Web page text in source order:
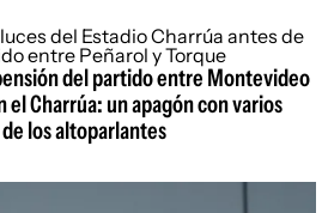
del partido entre Montevideo
el Charrúa: un apagón con varios
los altoparlantes